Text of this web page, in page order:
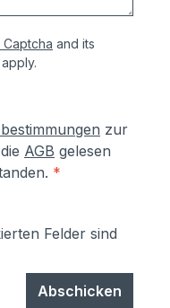
and its
apply.
zur
AGB gelesen
*
Felder sind
Abschicken